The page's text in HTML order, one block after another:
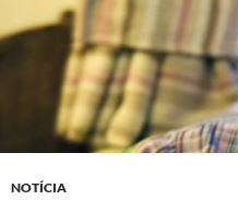
NOTÍCIA